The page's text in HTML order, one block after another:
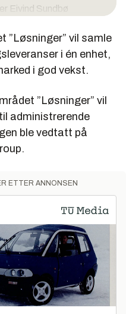
Eivind Sundbø
”Løsninger” vil samle
i én enhet,
i god vekst.
”Løsninger” vil
administrerende
ble vedtatt på
ETTER ANNONSEN